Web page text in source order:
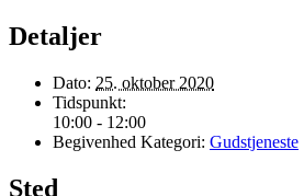
Detaljer
Dato: 25. oktober 2020
Tidspunkt:
10:00 - 12:00
Begivenhed Kategori: Gudstjeneste
Sted